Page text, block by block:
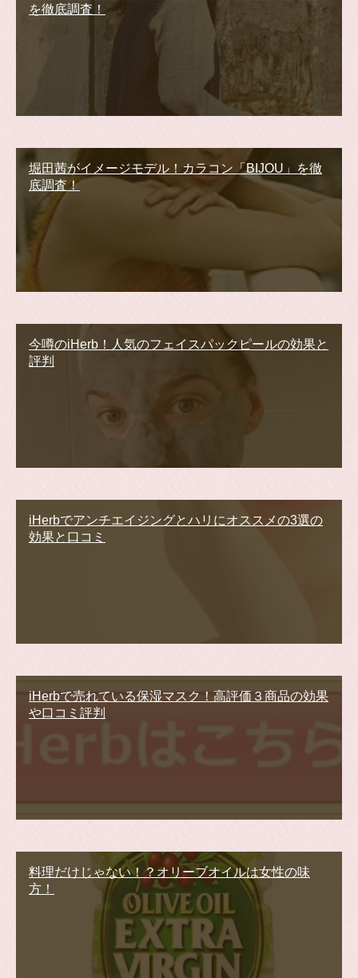
を徹底調査！
堀田茜がイメージモデル！カラコン「BIJOU」を徹
底調査！
今噂のiHerb！人気のフェイスパックピールの効果と
評判
iHerbでアンチエイジングとハリにオススメの3選の
効果と口コミ
iHerbで売れている保湿マスク！高評価３商品の効果
や口コミ評判
料理だけじゃない！？オリーブオイルは女性の味
方！